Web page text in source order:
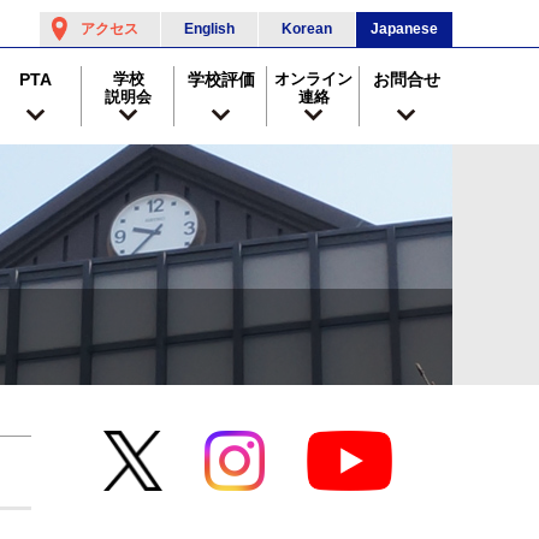
アクセス English Korean Japanese
PTA
学校
説明会
学校評価
オンライン
連絡
お問合せ